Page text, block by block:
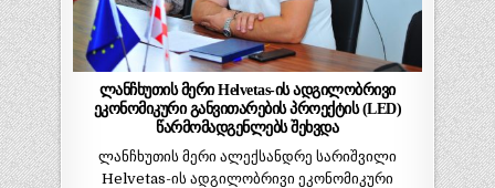
ლანჩხუთის მერი Helvetas-ის ადგილობრივი
ეკონომიკური განვითარების პროექტის (LED)
წარმომადგენლებს შეხვდა
ლანჩხუთის მერი ალექსანდრე სარიშვილი
Helvetas-ის ადგილობრივი ეკონომიკური